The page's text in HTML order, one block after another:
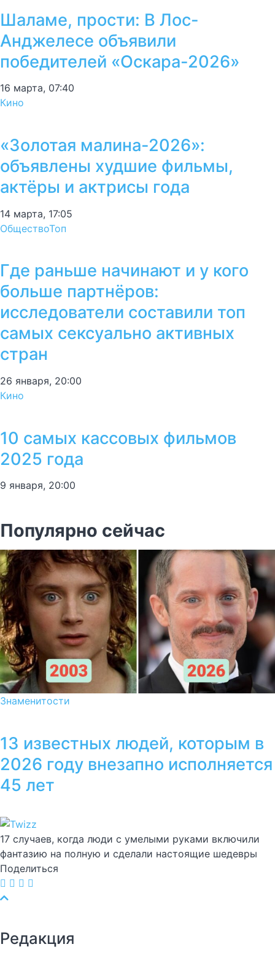
Шаламе, прости: В Лос-
Анджелесе объявили
победителей «Оскара-2026»
16 марта, 07:40
Кино
«Золотая малина-2026»:
объявлены худшие фильмы,
актёры и актрисы года
14 марта, 17:05
ОбществоТоп
Где раньше начинают и у кого
больше партнёров:
исследователи составили топ
самых сексуально активных
стран
26 января, 20:00
Кино
10 самых кассовых фильмов
2025 года
9 января, 20:00
Популярно сейчас
Знаменитости
13 известных людей, которым в
2026 году внезапно исполняется
45 лет
17 случаев, когда люди с умелыми руками включили
фантазию на полную и сделали настоящие шедевры
Поделиться
Редакция